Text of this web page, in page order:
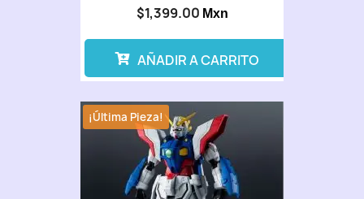
$1,399.00 Mxn
AÑADIR A CARRITO
¡Última Pieza!